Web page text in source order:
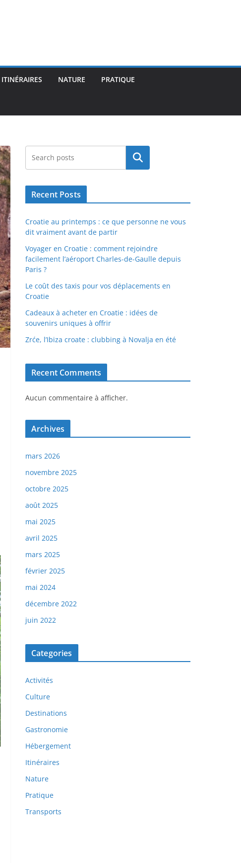
ITINÉRAIRES NATURE PRATIQUE
Rechercher
Recent Posts
Croatie au printemps : ce que personne ne vous
dit vraiment avant de partir
Voyager en Croatie : comment rejoindre
facilement l’aéroport Charles-de-Gaulle depuis
Paris ?
Le coût des taxis pour vos déplacements en
Croatie
Cadeaux à acheter en Croatie : idées de
souvenirs uniques à offrir
Zrće, l’Ibiza croate : clubbing à Novalja en été
Recent Comments
Aucun commentaire à afficher.
Archives
mars 2026
novembre 2025
octobre 2025
août 2025
mai 2025
avril 2025
mars 2025
février 2025
mai 2024
décembre 2022
juin 2022
Categories
Activités
Culture
Destinations
Gastronomie
Hébergement
Itinéraires
Nature
Pratique
Transports